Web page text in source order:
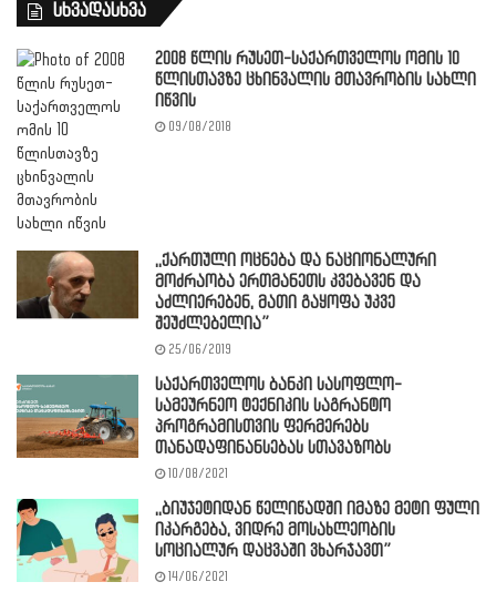
სხვადასხვა
2008 წლის რუსეთ-საქართველოს ომის 10
წლისთავზე ცხინვალის მთავრობის სახლი
იწვის
09/08/2018
,,ქართული ოცნება და ნაციონალური
მოძრაობა ერთმანეთს კვებავენ და
აძლიერებენ, მათი გაყოფა უკვე
შეუძლებელია”
25/06/2019
საქართველოს ბანკი სასოფლო-
სამეურნეო ტექნიკის საგრანტო
პროგრამისთვის ფერმერებს
თანადაფინანსებას სთავაზობს
10/08/2021
,,ბიუჯეტიდან წელიწადში იმაზე მეტი ფული
იკარგება, ვიდრე მოსახლეობის
სოციალურ დაცვაში ვხარჯავთ”
14/06/2021